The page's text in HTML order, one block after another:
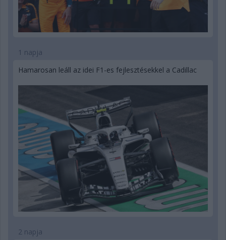
1 napja
Hamarosan leáll az idei F1-es fejlesztésekkel a Cadillac
2 napja